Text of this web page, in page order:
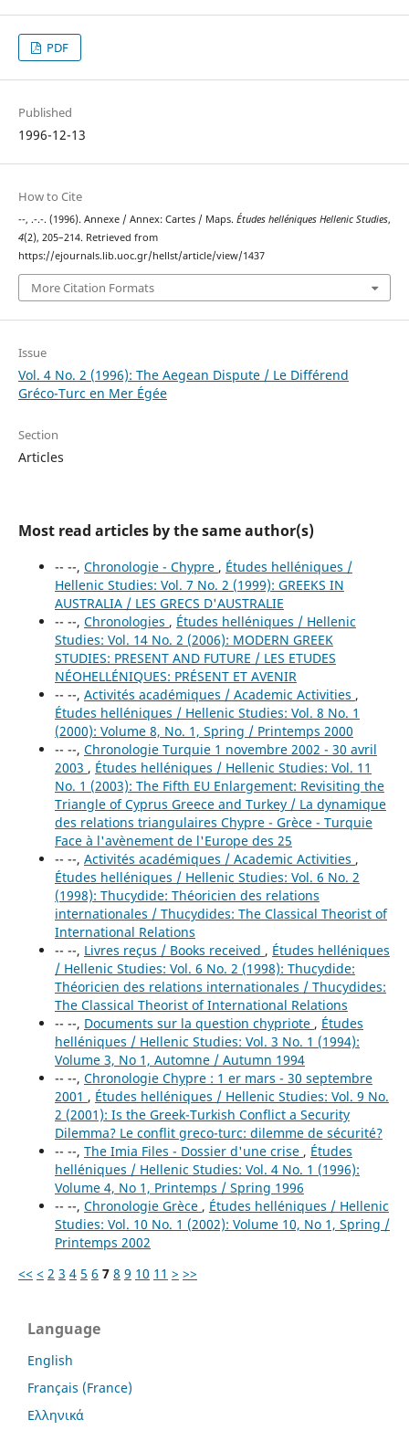
PDF
Published
1996-12-13
How to Cite
--, .-.-. (1996). Annexe / Annex: Cartes / Maps. Études helléniques Hellenic Studies,
4(2), 205–214. Retrieved from
https://ejournals.lib.uoc.gr/hellst/article/view/1437
More Citation Formats
Issue
Vol. 4 No. 2 (1996): The Aegean Dispute / Le Différend
Gréco-Turc en Mer Égée
Section
Articles
Most read articles by the same author(s)
-- --, Chronologie - Chypre , Études helléniques /
Hellenic Studies: Vol. 7 No. 2 (1999): GREEKS IN
AUSTRALIA / LES GRECS D'AUSTRALIE
-- --, Chronologies , Études helléniques / Hellenic
Studies: Vol. 14 No. 2 (2006): MODERN GREEK
STUDIES: PRESENT AND FUTURE / LES ETUDES
NÉOHELLÉNIQUES: PRÉSENT ET AVENIR
-- --, Activités académiques / Academic Activities ,
Études helléniques / Hellenic Studies: Vol. 8 No. 1
(2000): Volume 8, No. 1, Spring / Printemps 2000
-- --, Chronologie Turquie 1 novembre 2002 - 30 avril
2003 , Études helléniques / Hellenic Studies: Vol. 11
No. 1 (2003): The Fifth EU Enlargement: Revisiting the
Triangle of Cyprus Greece and Turkey / La dynamique
des relations triangulaires Chypre - Grèce - Turquie
Face à l'avènement de l'Europe des 25
-- --, Activités académiques / Academic Activities ,
Études helléniques / Hellenic Studies: Vol. 6 No. 2
(1998): Thucydide: Théoricien des relations
internationales / Thucydides: The Classical Theorist of
International Relations
-- --, Livres reçus / Books received , Études helléniques
/ Hellenic Studies: Vol. 6 No. 2 (1998): Thucydide:
Théoricien des relations internationales / Thucydides:
The Classical Theorist of International Relations
-- --, Documents sur la question chypriote , Études
helléniques / Hellenic Studies: Vol. 3 No. 1 (1994):
Volume 3, No 1, Automne / Autumn 1994
-- --, Chronologie Chypre : 1 er mars - 30 septembre
2001 , Études helléniques / Hellenic Studies: Vol. 9 No.
2 (2001): Is the Greek-Turkish Conflict a Security
Dilemma? Le conflit greco-turc: dilemme de sécurité?
-- --, The Imia Files - Dossier d'une crise , Études
helléniques / Hellenic Studies: Vol. 4 No. 1 (1996):
Volume 4, No 1, Printemps / Spring 1996
-- --, Chronologie Grèce , Études helléniques / Hellenic
Studies: Vol. 10 No. 1 (2002): Volume 10, No 1, Spring /
Printemps 2002
<< < 2 3 4 5 6 7 8 9 10 11 > >>
Language
English
Français (France)
Ελληνικά